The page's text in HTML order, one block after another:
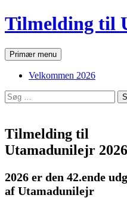
Hop
til
Tilmelding til
SøgPrimær menu
Velkommen 2026
Søg
efter:
Tilmelding til
Utamadunilejr 2026
2026 er den 42.ende
af Utamadunilejr